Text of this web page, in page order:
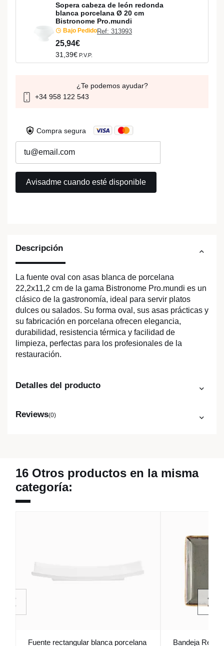
Descripción
La fuente oval con asas blanca de porcelana
22,2x11,2 cm de la gama Bistronome Pro.mundi es un
clásico de la gastronomía, ideal para servir platos
dulces ou salados. Su forma oval, sus asas prácticas y
su fabricación en porcelana ofrecen elegancia,
durabilidad, resistencia térmica y facilidad de
limpieza, perfectas para los profesionales de la
restauración.
Detalles del producto
Reviews(0)
Sopera cabeza de león redonda
blanca porcelana Ø 20 cm
Bistronome Pro.mundi
Bajo PedidoRef: 313993
25,94€
31,39€ P.V.P.
¿Te podemos ayudar?
+34 958 122 543
Compra segura
16 Otros productos en la misma
categoría:
Fuente rectangular blanca porcelana Bandeja